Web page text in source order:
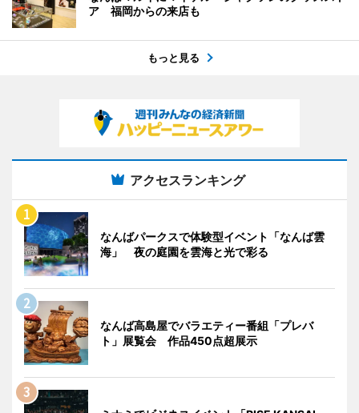
ア 福岡からの来店も
もっと見る
アクセスランキング
なんばパークスで体験型イベント「なんば雲
海」 夜の庭園を雲海と光で彩る
なんば高島屋でバラエティー番組「プレバ
ト」展覧会 作品450点超展示